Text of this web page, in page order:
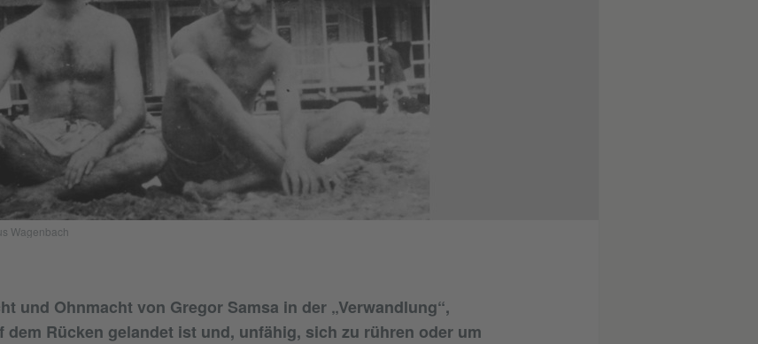
Wagenbach
und Ohnmacht von Gregor Samsa in der „Verwandlung“,
dem Rücken gelandet ist und, unfähig, sich zu rühren oder um